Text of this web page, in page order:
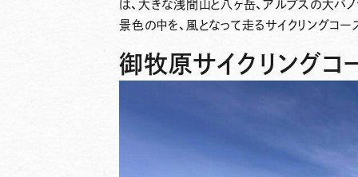
は、大きな浅間山と八ヶ岳、アルプスの大パ
景色の中を、風となって走るサイクリングコー
御牧原サイクリングコ